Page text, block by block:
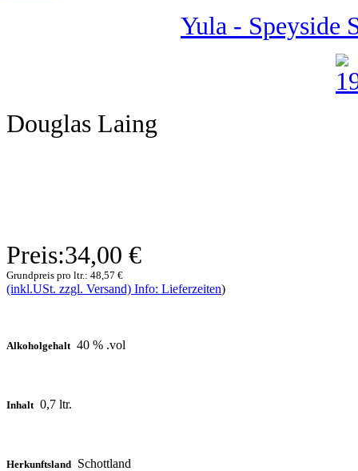
Yula - Speyside
Douglas Laing
Preis:34,00 €
Grundpreis pro ltr.: 48,57 €
(inkl.USt. zzgl. Versand) Info: Lieferzeiten)
Alkoholgehalt 40 % .vol
Inhalt 0,7 ltr.
Herkunftsland Schottland